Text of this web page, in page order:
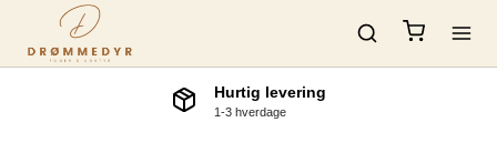
Hurtig levering
1-3 hverdage